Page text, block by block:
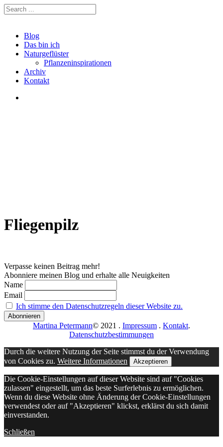
Blog
Das bin ich
Naturgeflüster
Pflanzeninspirationen
Archiv
Kontakt
Fliegenpilz
Verpasse keinen Beitrag mehr!
Abonniere meinen Blog und erhalte alle Neuigkeiten
Name
Email
Ich stimme den Datenschutzregeln dieser Website zu.
Martina Petermann© 2021 . Impressum . Kontakt.
Datenschutzbestimmungen
Durch die weitere Nutzung der Seite stimmst du der Verwendung
von Cookies zu. Weitere Informationen Akzeptieren
Die Cookie-Einstellungen auf dieser Website sind auf "Cookies
zulassen" eingestellt, um das beste Surferlebnis zu ermöglichen.
Wenn du diese Website ohne Änderung der Cookie-Einstellungen
verwendest oder auf "Akzeptieren" klickst, erklärst du sich damit
einverstanden.
Schließen